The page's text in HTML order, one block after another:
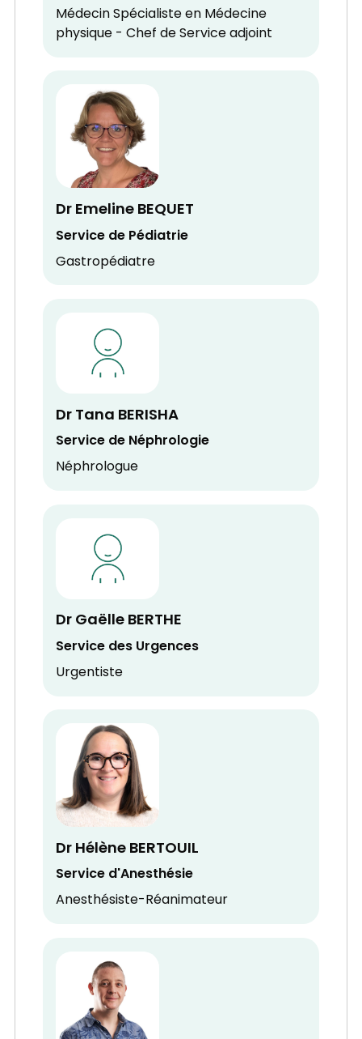
Médecin Spécialiste en Médecine
physique - Chef de Service adjoint
Dr Emeline BEQUET
Service de Pédiatrie
Gastropédiatre
Dr Tana BERISHA
Service de Néphrologie
Néphrologue
Dr Gaëlle BERTHE
Service des Urgences
Urgentiste
Dr Hélène BERTOUIL
Service d'Anesthésie
Anesthésiste-Réanimateur